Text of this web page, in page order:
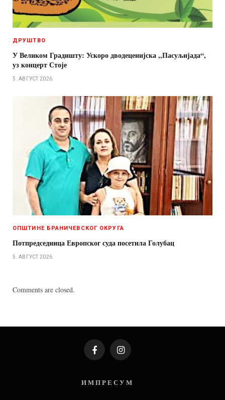
ДРУШТВО
У Великом Градишту: Ускоро дводеценијска ,,Пасуљијада“,
уз концерт Стоје
5. АВГУСТ 2026.
ОПШТИНЕ БРАНИЧЕВСКОГ ОКРУГА
Потпредседница Европског суда посетила Голубац
5. АВГУСТ 2026.
Comments are closed.
FacebookInstagram
И М П Р Е С У М